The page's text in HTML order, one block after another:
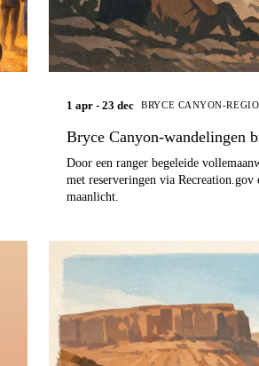
1 apr - 23 dec BRYCE CANYON-REGIO
Bryce Canyon-wandelingen
Door een ranger begeleide
met reserveringen via
maanlicht.